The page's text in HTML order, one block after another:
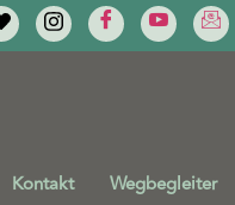
Kontakt Wegbegleiter